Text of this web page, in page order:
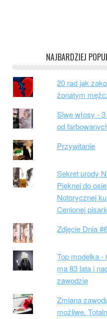
NAJBARDZIEJ
20 rad jak
żonatym
Siwe włosy -
od
Przywitanie
Sekret urody
Pięknej do
Notorycznej
Cenionej
Zdjęcie Dnia #6
Top modelka
ma 83 lata i
zawodzie
Zmiana
możliwe.